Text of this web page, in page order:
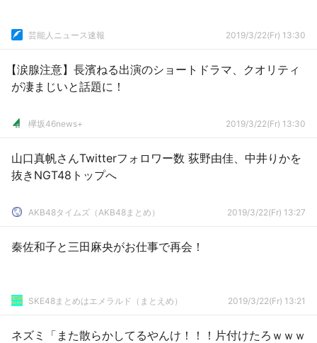
芸能人ニュース速報 2019/3/22(Fr) 13:30
【涙腺注意】長濱ねる出演のショートドラマ、クオリティ
が凄まじいと話題に！
欅坂46news+ 2019/3/22(Fr) 13:30
山口真帆さんTwitterフォロワー数 荻野由佳、中井りかを
抜きNGT48トップへ
AKB48タイムズ（AKB48まとめ） 2019/3/22(Fr) 13:27
秦佐和子と三田麻央がお仕事で再会！
SKE48まとめはエメラルド（まとえめ） 2019/3/22(Fr) 13:21
ネズミ「また散らかしてるやんけ！！！片付けたろｗｗｗ